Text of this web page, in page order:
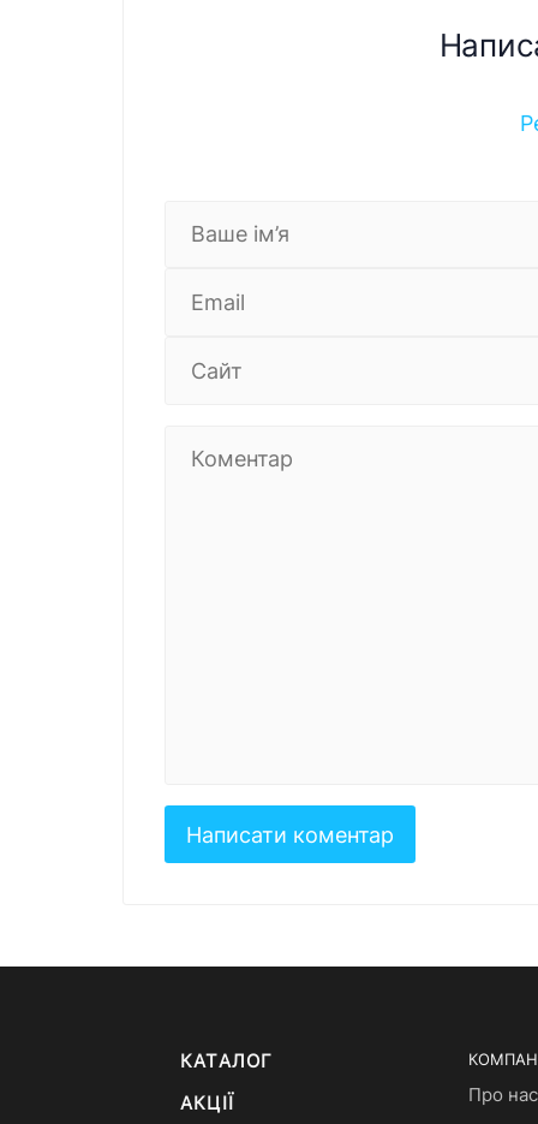
КАТАЛОГ
АКЦІЇ
Про нас